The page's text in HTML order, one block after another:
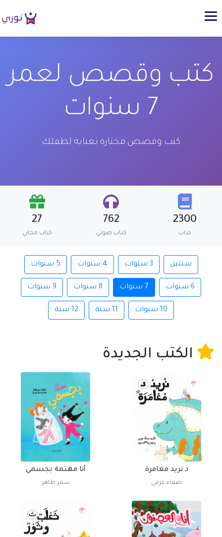
كتب وقصص لعمر
7 سنوات
كتب وقصص مختارة بعناية لطفلك
2300
كتاب
762
كتاب صوتي
27
كتاب مجاني
سنتين 3 سنوات 4 سنوات 5 سنوات
6 سنوات 7 سنوات 8 سنوات 9 سنوات
10 سنوات 11 سنة 12 سنة
الكتب الجديدة
د نريد مغامرة
صفاء عزمي
أنا مهتمة بجسمي
سمر طاهر